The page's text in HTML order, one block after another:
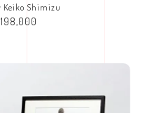
Keiko Shimizu
198,000